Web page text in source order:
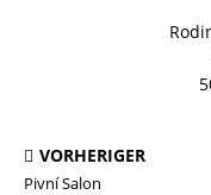
VORHERIGER
Pivní Salon